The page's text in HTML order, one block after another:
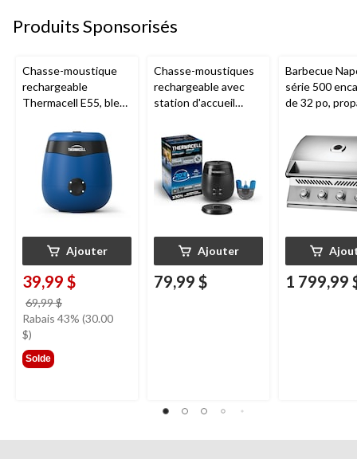
Produits Sponsorisés
Chasse-moustique
rechargeable
Thermacell E55, bleu
Ajouter
39,99 $
69,99 $
était
Rabais 43% (30.00
$)
Solde
Chasse-moustiques
rechargeable avec
station d'accueil
charbon
Ajouter
79,99 $
Barbecue
série 500
de 32 po,
1 799,99